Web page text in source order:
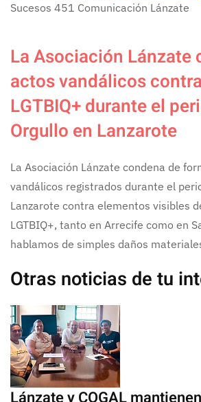
Sucesos 451 Comunicación Lánzate
La Asociación Lánzate
actos vandálicos
LGTBIQ+ durante el
Orgullo en Lanzarote
La Asociación Lánzate condena de
vandálicos registrados durante el
Lanzarote contra elementos visibles
LGTBIQ+, tanto en Arrecife como en
hablamos de simples daños
Otras noticias de tu